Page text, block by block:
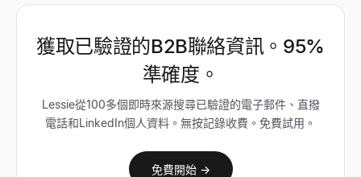
獲取已驗證的B2B聯絡資訊。95%
準確度。
Lessie從100多個即時來源搜尋已驗證的電子郵件、直撥
電話和LinkedIn個人資料。無按記錄收費。免費試用。
免費開始 →